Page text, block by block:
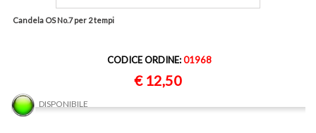
Candela OS No.7 per 2 tempi
CODICE ORDINE:01968
€ 12,50
DISPONIBILE